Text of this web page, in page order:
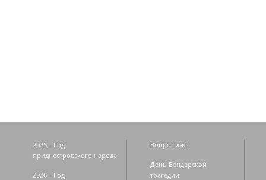
2025 - Год
приднестровского народа
2026 - Год
Вопрос дня
День Бендерской
трагедии